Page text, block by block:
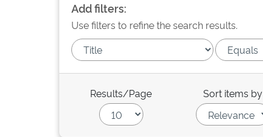
Add filters:
Use filters to refine the search results.
Results/Page Sort items by